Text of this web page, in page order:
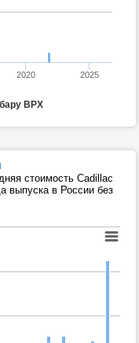
ВРХ
2020 2025
стоимость Cadillac
выпуска в России без